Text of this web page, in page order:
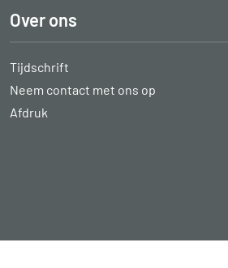
Over ons
Tijdschrift
Neem contact met ons op
Afdruk